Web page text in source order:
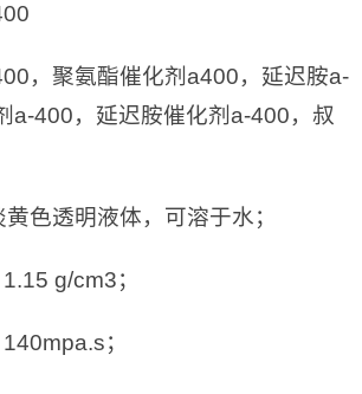
，聚氨酯催化剂a400，延迟胺a-
a-400，延迟胺催化剂a-400，叔
色透明液体，可溶于水；
g/cm3；
；